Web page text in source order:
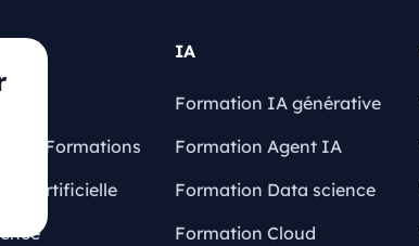
Formations
Artificielle
IA
Formation IA générative
Formation Agent IA
Formation Data science
Formation Cloud